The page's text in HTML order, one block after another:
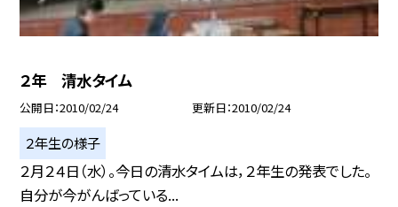
２年 清水タイム
公開日 2010/02/24 更新日 2010/02/24
２年生の様子
２月２４日（水）。今日の清水タイムは，２年生の発表でした。
自分が今がんばっている...